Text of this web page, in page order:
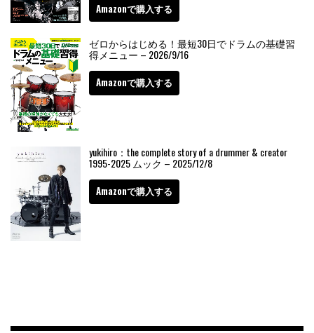
Amazonで購入する
ゼロからはじめる！最短30日でドラムの基礎習
得メニュー – 2026/9/16
Amazonで購入する
yukihiro：the complete story of a drummer & creator
1995-2025 ムック – 2025/12/8
Amazonで購入する